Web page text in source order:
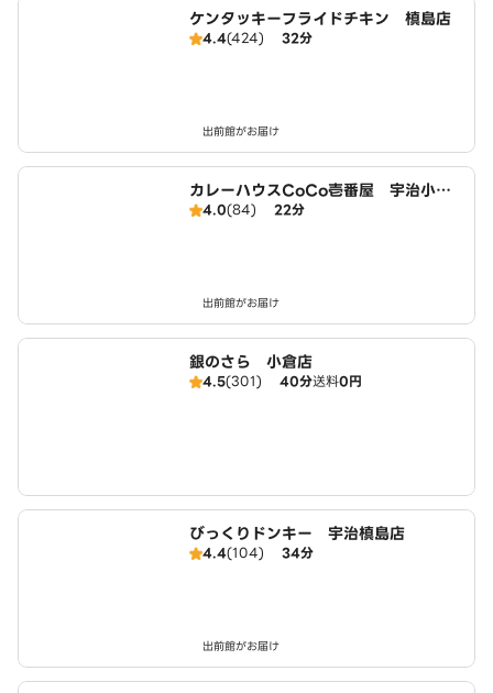
ケンタッキーフライドチキン 槙島店
4.4(424) 32分
出前館がお届け
カレーハウスCoCo壱番屋 宇治小倉
店（SD）
4.0(84) 22分
出前館がお届け
銀のさら 小倉店
4.5(301) 40分送料0円
びっくりドンキー 宇治槙島店
4.4(104) 34分
出前館がお届け